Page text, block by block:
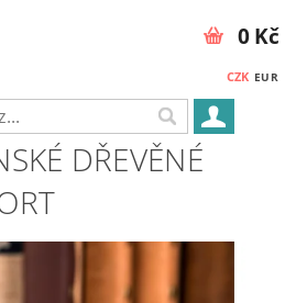
CZK EUR
0 Kč
DŘEVĚNÉ